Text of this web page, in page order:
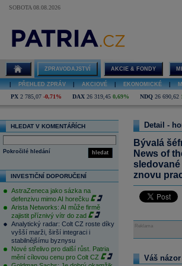
SOBOTA 08.08.2026
ZPRAVODAJSTVÍ AKCIE & FONDY
PŘEHLED ZPRÁV AKCIOVÉ EKONOMICKÉ
PX 2 785,07 -0,71% DAX 26 319,45 0,69% NDQ 26 690,62
HLEDAT V KOMENTÁŘÍCH
hledat
Pokročilé hledání
INVESTIČNÍ DOPORUČENÍ
AstraZeneca jako sázka na
defenzivu mimo AI horečku
Arista Networks: AI může firmě
zajistit příznivý vítr do zad
Analytický radar: Colt CZ roste díky
vyšší marži, širší integraci i
stabilnějšímu byznysu
Nové střelivo pro další růst. Patria
mění cílovou cenu pro Colt CZ
Detail -
Bývalá
News of
znovu
Reklama
Váš názor